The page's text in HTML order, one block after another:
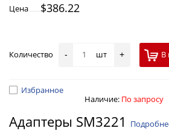
Цена
$386.22
Количество - шт + В
Избранное
Наличие: По запросу
Адаптеры SM3221